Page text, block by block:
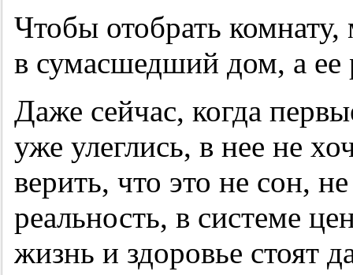
Чтобы отобрать
в сумасшедший дом, а ее
Даже сейчас, когда
уже улеглись, в нее не
верить, что это не сон,
реальность, в системе
жизнь и здоровье стоят